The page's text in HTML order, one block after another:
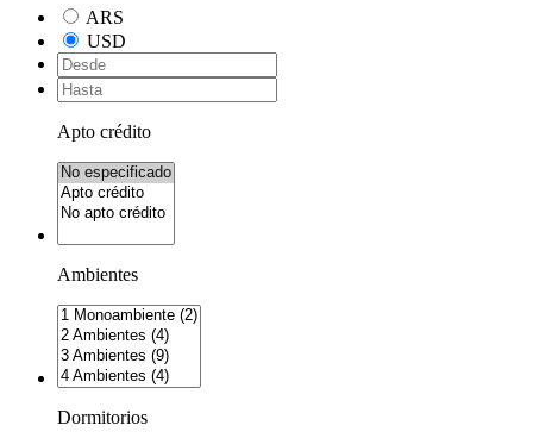
ARS
USD
Apto crédito
Ambientes
Dormitorios